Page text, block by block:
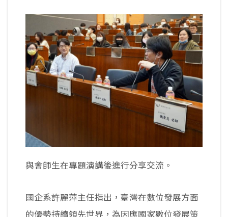
與會師生在專題演講後進行分享交流。
國企系許麗萍主任指出，臺灣在數位發展方面
的優勢持續領先世界，為因應國家數位發展策